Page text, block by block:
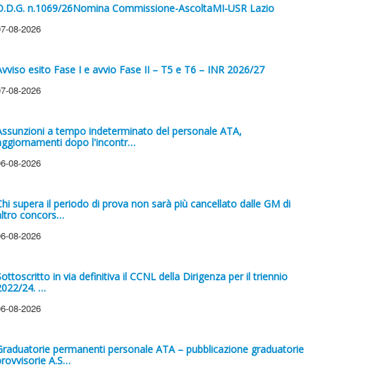
n.1069/26Nomina Commissione-AscoltaMI-USR Lazio
08-2026
esito Fase I e avvio Fase II – T5 e T6 – INR 2026/27
08-2026
a tempo indeterminato del personale ATA,
dopo l'incontr…
08-2026
supera il periodo di prova non sarà più cancellato dalle GM di
concors…
08-2026
in via definitiva il CCNL della Dirigenza per il triennio
24. …
08-2026
permanenti personale ATA – pubblicazione graduatorie
A.S…